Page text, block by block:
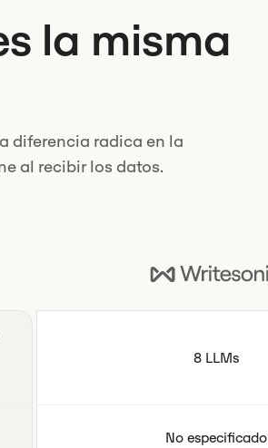
la misma
diferencia radica en la
al recibir los datos.
8 LLMs
No especificado